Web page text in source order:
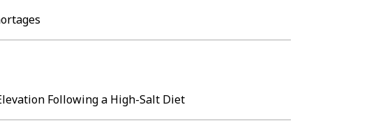
Following a High-Salt Diet